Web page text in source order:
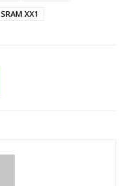
SRAM XX1